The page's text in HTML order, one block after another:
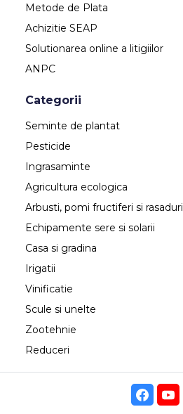
Metode de Plata
Achizitie SEAP
Solutionarea online a litigiilor
ANPC
Categorii
Seminte de plantat
Pesticide
Ingrasaminte
Agricultura ecologica
Arbusti, pomi fructiferi si rasaduri
Echipamente sere si solarii
Casa si gradina
Irigatii
Vinificatie
Scule si unelte
Zootehnie
Reduceri